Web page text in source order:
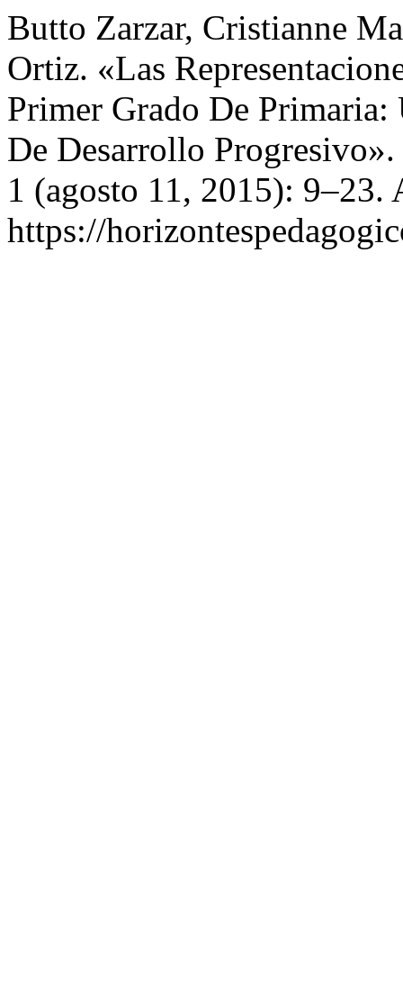
Butto Zarzar, Cristianne
Ortiz. «Las
Primer Grado De
De Desarrollo Progresivo».
1 (agosto 11, 2015): 9–23.
https://